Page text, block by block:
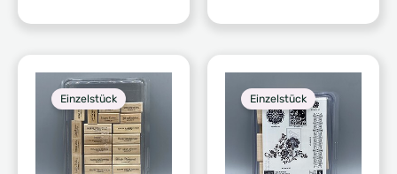
war:
17,95 €
ist:
Einzelstück Einzelstück